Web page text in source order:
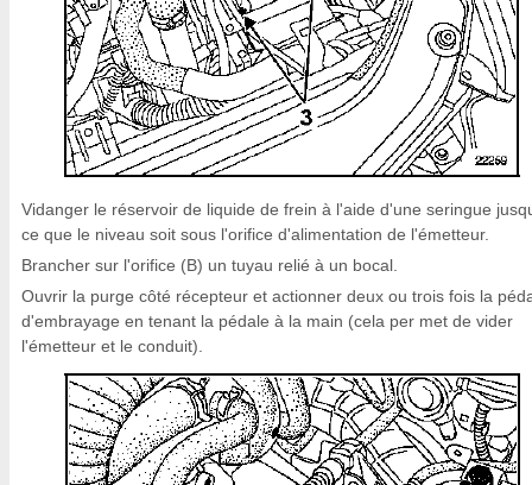
Vidanger le réservoir de liquide de frein à l'aide d'une seringue
ce que le niveau soit sous l'orifice d'alimentation de l'émetteur.
Brancher sur l'orifice (B) un tuyau relié à un bocal.
Ouvrir la purge côté récepteur et actionner deux ou trois fois la
d'embrayage en tenant la pédale à la main (cela per met de vider
l'émetteur et le conduit).